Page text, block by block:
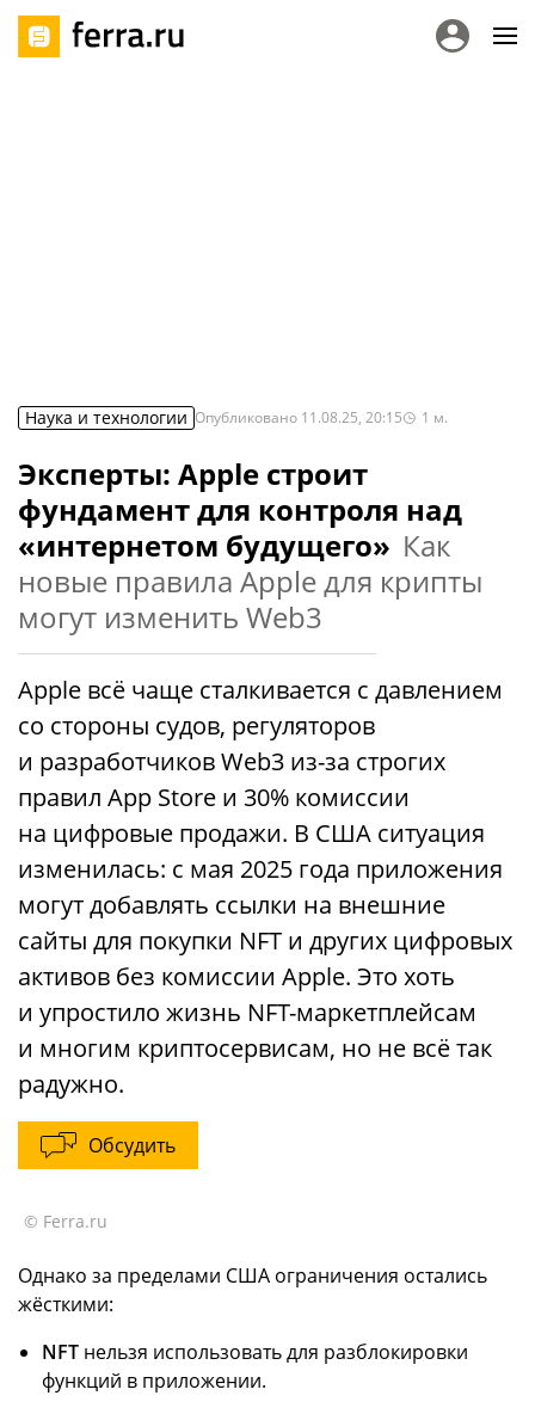
Наука и технологии Опубликовано 11.08.25, 20:15 1 м.
Эксперты: Apple строит
фундамент для контроля над
«интернетом будущего» Как
новые правила Apple для крипты
могут изменить Web3
Apple всё чаще сталкивается с давлением
со стороны судов, регуляторов
и разработчиков Web3 из-за строгих
правил App Store и 30% комиссии
на цифровые продажи. В США ситуация
изменилась: с мая 2025 года приложения
могут добавлять ссылки на внешние
сайты для покупки NFT и других цифровых
активов без комиссии Apple. Это хоть
и упростило жизнь NFT-маркетплейсам
и многим криптосервисам, но не всё так
радужно.
Обсудить
© Ferra.ru
Однако за пределами США ограничения остались
жёсткими:
NFT нельзя использовать для разблокировки
функций в приложении.